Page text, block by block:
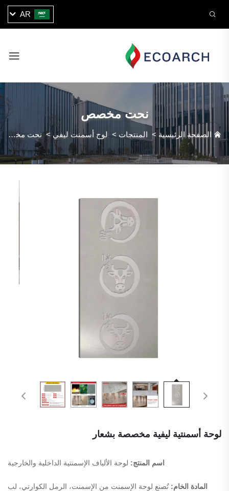
AR
نحت مخصص
الصفحة الرئيسية > المنتجات >لوح أسمنت ليفي>نحت مخصص
لوحة أسمنتية ليفية مخصصة بشعار
اسم المنتج: لوحة الألياف الإسمنتية الداخلية والخارجية
المادة الخام:تُصنع لوحة الإسمنت من الإسمنت، الرمل الكوارتي، لب